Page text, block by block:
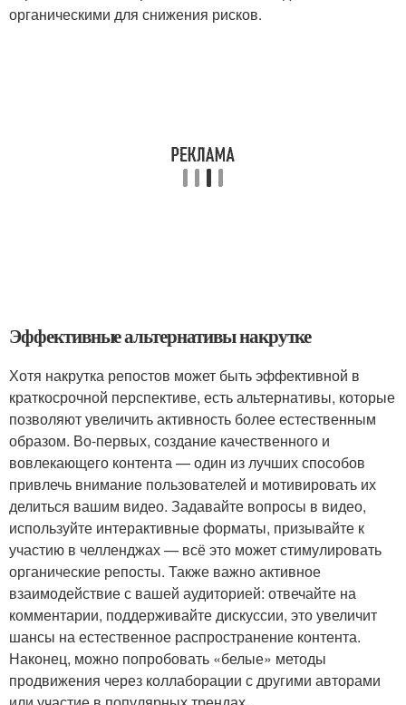
органическими для снижения рисков.
Эффективные альтернативы накрутке
Хотя накрутка репостов может быть эффективной в
краткосрочной перспективе, есть альтернативы, которые
позволяют увеличить активность более естественным
образом. Во-первых, создание качественного и
вовлекающего контента — один из лучших способов
привлечь внимание пользователей и мотивировать их
делиться вашим видео. Задавайте вопросы в видео,
используйте интерактивные форматы, призывайте к
участию в челленджах — всё это может стимулировать
органические репосты. Также важно активное
взаимодействие с вашей аудиторией: отвечайте на
комментарии, поддерживайте дискуссии, это увеличит
шансы на естественное распространение контента.
Наконец, можно попробовать «белые» методы
продвижения через коллаборации с другими авторами